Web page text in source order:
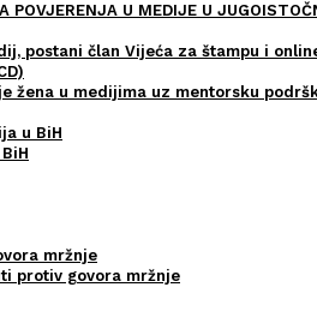
POVJERENJA U MEDIJE U
postani član Vijeća za štampu i
žena u medijima uz mentorsku
u BiH
mržnje
protiv govora mržnje